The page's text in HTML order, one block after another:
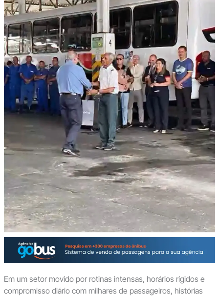
Em um setor movido por rotinas intensas, horários rígidos e
compromisso diário com milhares de passageiros, histórias